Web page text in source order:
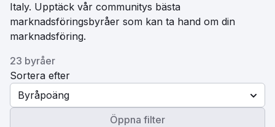
Italy. Upptäck vår communitys bästa
marknadsföringsbyråer som kan ta hand om din
marknadsföring.
23 byråer
Sortera efter
Byråpoäng
Öppna filter